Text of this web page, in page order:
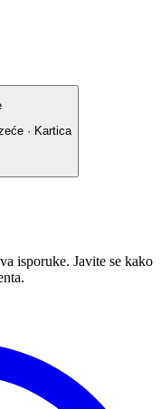
· Kartica
isporuke. Javite se kako